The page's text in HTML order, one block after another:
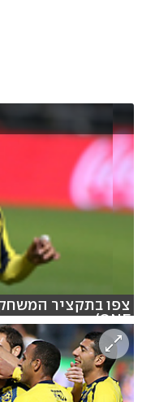
צפו בתקציר המשחק
ONE)